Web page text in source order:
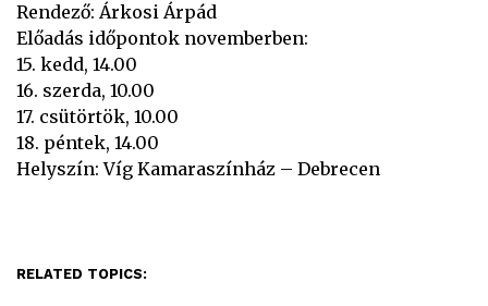
Rendező: Árkosi Árpád
Előadás időpontok novemberben:
15. kedd, 14.00
16. szerda, 10.00
17. csütörtök, 10.00
18. péntek, 14.00
Helyszín: Víg Kamaraszínház – Debrecen
RELATED TOPICS: